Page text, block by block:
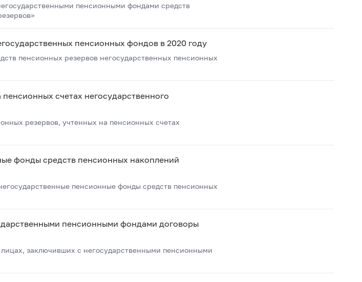
пенсионными фондами средств
пенсионных фондов в 2020 году
пенсионных резервов негосударственных пенсионных
счетах негосударственного
резервов, учтенных на пенсионных счетах
фонды средств пенсионных накоплений
пенсионные фонды средств пенсионных
пенсионными фондами договоры
заключивших с негосударственными пенсионными